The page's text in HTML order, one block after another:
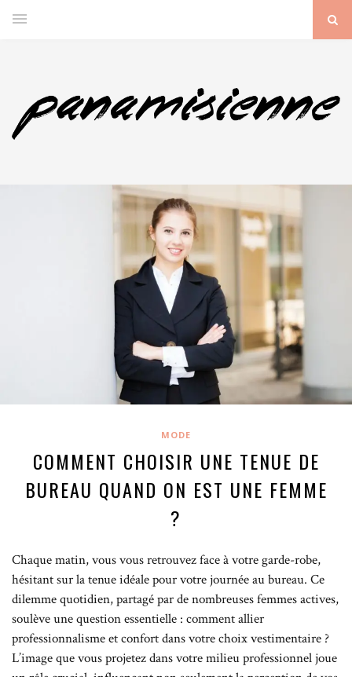
MODE
COMMENT CHOISIR UNE TENUE DE
BUREAU QUAND ON EST UNE FEMME
?
Chaque matin, vous vous retrouvez face à votre garde-robe,
hésitant sur la tenue idéale pour votre journée au bureau. Ce
dilemme quotidien, partagé par de nombreuses femmes actives,
soulève une question essentielle : comment allier
professionnalisme et confort dans votre choix vestimentaire ?
L’image que vous projetez dans votre milieu professionnel joue